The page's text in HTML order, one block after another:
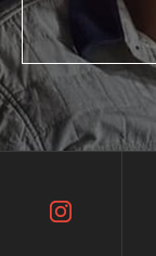
instagram